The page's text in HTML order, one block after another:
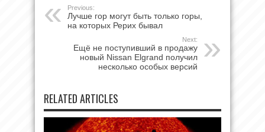
Previous:
Лучше гор могут быть только горы,
на которых Рерих бывал
Next:
Ещё не поступивший в продажу
новый Nissan Elgrand получил
несколько особых версий
RELATED ARTICLES